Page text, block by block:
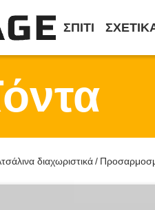
ΣΠΊΤΙ
διαχωριστικά/